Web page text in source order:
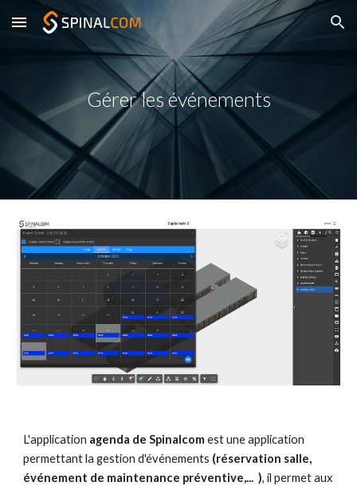
Skip to main content Skip to navigation
Gérer les événements
L'application agenda de Spinalcom est une application
permettant la gestion d'événements (réservation salle,
événement de maintenance préventive,...  ), il permet aux